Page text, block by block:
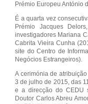
Prémio Europeu António
É a quarta vez
Prémio Jacques
investigadores Mariana
Cabrita Vieira Cunha
site do Centro de
Negócios Estrangeiros).
A cerimónia de
3 de julho de 2015, das
e a direcção do CEDU
Doutor Carlos Abreu